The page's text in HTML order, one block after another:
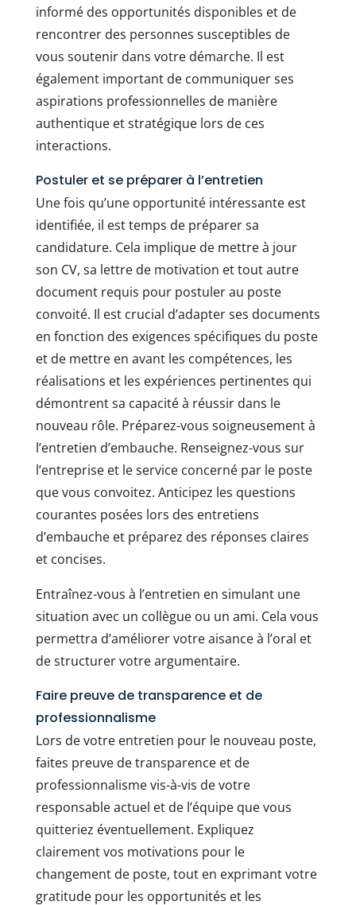
informé des opportunités disponibles et de
rencontrer des personnes susceptibles de
vous soutenir dans votre démarche. Il est
également important de communiquer ses
aspirations professionnelles de manière
authentique et stratégique lors de ces
interactions.
Postuler et se préparer à l’entretien
Une fois qu’une opportunité intéressante est
identifiée, il est temps de préparer sa
candidature. Cela implique de mettre à jour
son CV, sa lettre de motivation et tout autre
document requis pour postuler au poste
convoité. Il est crucial d’adapter ses documents
en fonction des exigences spécifiques du poste
et de mettre en avant les compétences, les
réalisations et les expériences pertinentes qui
démontrent sa capacité à réussir dans le
nouveau rôle. Préparez-vous soigneusement à
l’entretien d’embauche. Renseignez-vous sur
l’entreprise et le service concerné par le poste
que vous convoitez. Anticipez les questions
courantes posées lors des entretiens
d’embauche et préparez des réponses claires
et concises.
Entraînez-vous à l’entretien en simulant une
situation avec un collègue ou un ami. Cela vous
permettra d’améliorer votre aisance à l’oral et
de structurer votre argumentaire.
Faire preuve de transparence et de
professionnalisme
Lors de votre entretien pour le nouveau poste,
faites preuve de transparence et de
professionnalisme vis-à-vis de votre
responsable actuel et de l’équipe que vous
quitteriez éventuellement. Expliquez
clairement vos motivations pour le
changement de poste, tout en exprimant votre
gratitude pour les opportunités et les